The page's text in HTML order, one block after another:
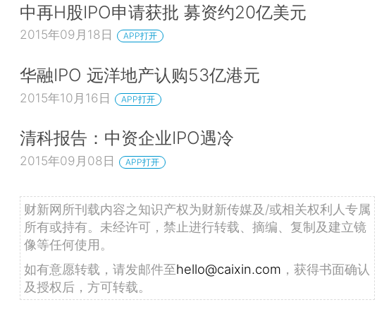
中再H股IPO申请获批 募资约20亿美元
2015年09月18日 APP打开
华融IPO 远洋地产认购53亿港元
2015年10月16日 APP打开
清科报告：中资企业IPO遇冷
2015年09月08日 APP打开
财新网所刊载内容之知识产权为财新传媒及/或相关权利人专属
所有或持有。未经许可，禁止进行转载、摘编、复制及建立镜
像等任何使用。
如有意愿转载，请发邮件至hello@caixin.com ，获得书面确认
及授权后，方可转载。